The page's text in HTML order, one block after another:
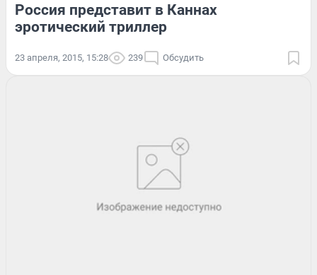
Россия представит в Каннах
эротический триллер
23 апреля, 2015, 15:28 239 Обсудить